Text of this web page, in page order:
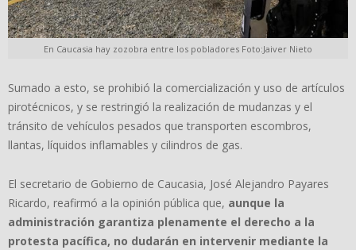
En Caucasia hay zozobra entre los pobladores Foto:Jaiver Nieto
Sumado a esto, se prohibió la comercialización y uso de artículos
pirotécnicos, y se restringió la realización de mudanzas y el
tránsito de vehículos pesados que transporten escombros,
llantas, líquidos inflamables y cilindros de gas.
El secretario de Gobierno de Caucasia, José Alejandro Payares
Ricardo, reafirmó a la opinión pública que, aunque la
administración garantiza plenamente el derecho a la
protesta pacífica, no dudarán en intervenir mediante la